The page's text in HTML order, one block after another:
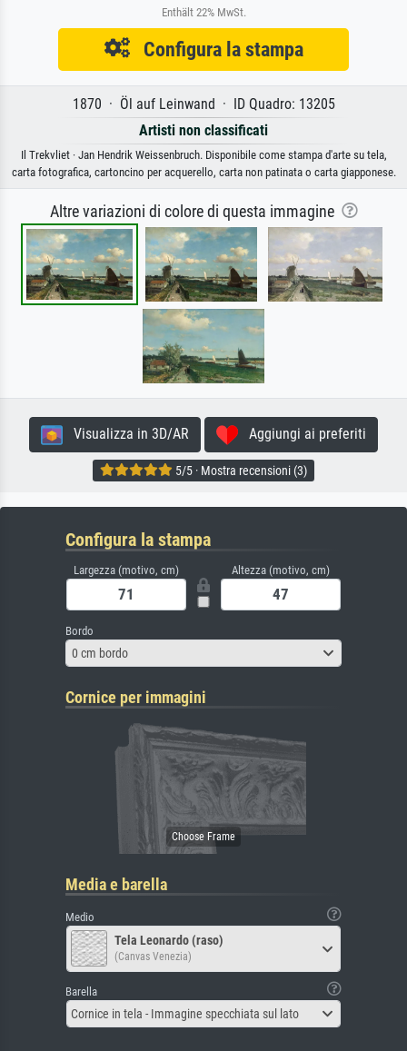
Enthält 22% MwSt.
Configura la stampa
1870 · Öl auf Leinwand · ID Quadro: 13205
Artisti non classificati
Il Trekvliet · Jan Hendrik Weissenbruch. Disponibile come stampa d'arte su tela,
carta fotografica, cartoncino per acquerello, carta non patinata o carta giapponese.
Altre variazioni di colore di questa immagine
Visualizza in 3D/AR Aggiungi ai preferiti
5/5 · Mostra recensioni (3)
Configura la stampa
Largezza (motivo, cm) Altezza (motivo, cm)
Bordo
0 cm bordo
Cornice per immagini
Media e barella
Medio
Tela Leonardo (raso)
(Canvas Venezia)
Barella
Cornice in tela - Immagine specchiata sul lato